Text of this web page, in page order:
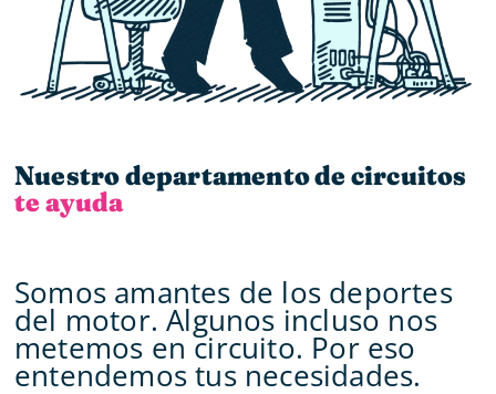
Nuestro departamento de circuitos
te ayuda
Somos amantes de los deportes
del motor. Algunos incluso nos
metemos en circuito. Por eso
entendemos tus necesidades.